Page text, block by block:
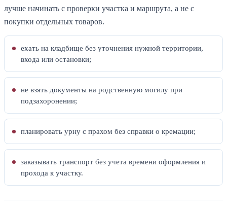
лучше начинать с проверки участка и маршрута, а не с
покупки отдельных товаров.
ехать на кладбище без уточнения нужной территории,
входа или остановки;
не взять документы на родственную могилу при
подзахоронении;
планировать урну с прахом без справки о кремации;
заказывать транспорт без учета времени оформления и
прохода к участку.